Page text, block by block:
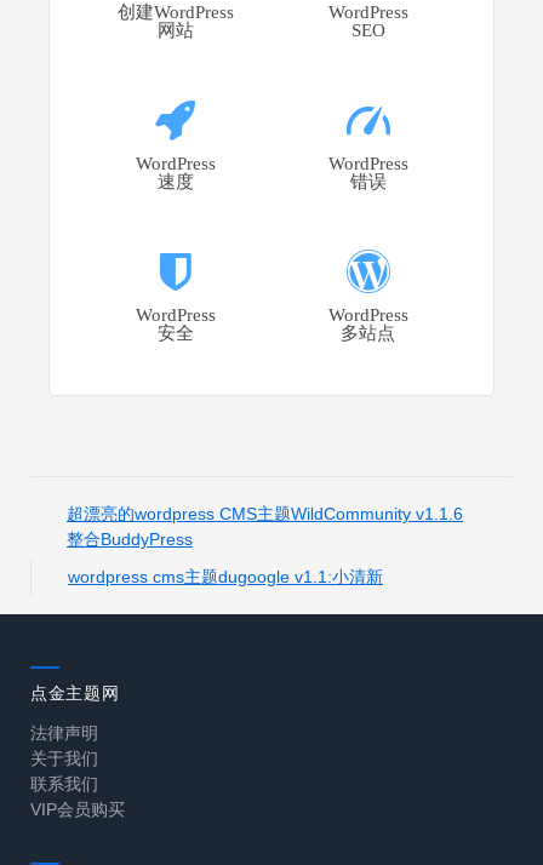
创建WordPress
网站
WordPress
SEO
WordPress
速度
WordPress
错误
WordPress
安全
WordPress
多站点
超漂亮的wordpress CMS主题WildCommunity v1.1.6
整合BuddyPress
wordpress cms主题dugoogle v1.1:小清新
点金主题网
法律声明
关于我们
联系我们
VIP会员购买